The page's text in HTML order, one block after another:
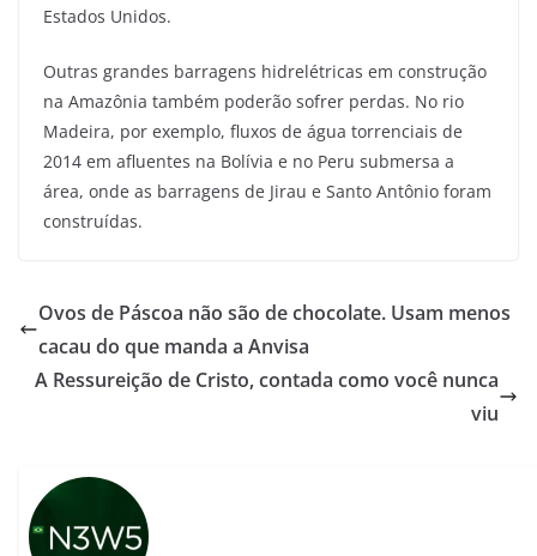
Estados Unidos.
Outras grandes barragens hidrelétricas em construção
na Amazônia também poderão sofrer perdas. No rio
Madeira, por exemplo, fluxos de água torrenciais de
2014 em afluentes na Bolívia e no Peru submersa a
área, onde as barragens de Jirau e Santo Antônio foram
construídas.
Ovos de Páscoa não são de chocolate. Usam menos
cacau do que manda a Anvisa
A Ressureição de Cristo, contada como você nunca
viu